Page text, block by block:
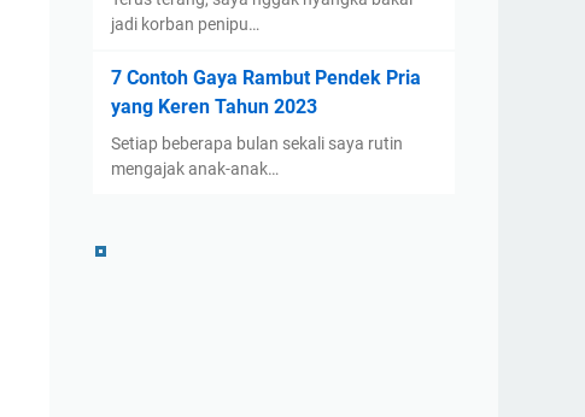
jadi korban penipu…
7 Contoh Gaya Rambut Pendek Pria
yang Keren Tahun 2023
Setiap beberapa bulan sekali saya rutin
mengajak anak-anak…